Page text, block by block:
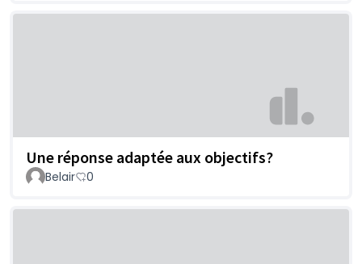
Une réponse adaptée aux objectifs?
Belair 0